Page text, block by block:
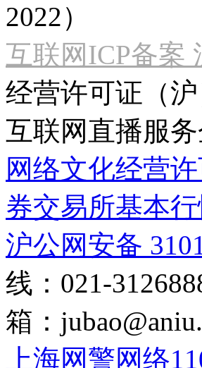
2022）
互联网ICP备案
经营许可证（
互联网直播服
网络文化经营
券交易所基本
沪公网安备
线：021-
箱：
上海网警网络